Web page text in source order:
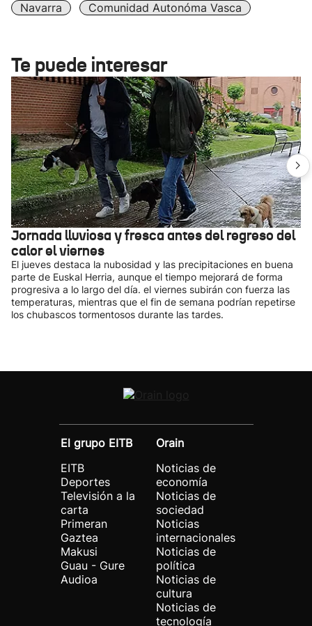
Navarra
Comunidad Autonóma Vasca
Te puede interesar
Jornada lluviosa y fresca antes del regreso del
calor el viernes
El jueves destaca la nubosidad y las precipitaciones en buena
parte de Euskal Herria, aunque el tiempo mejorará de forma
progresiva a lo largo del día. el viernes subirán con fuerza las
temperaturas, mientras que el fin de semana podrían repetirse
los chubascos tormentosos durante las tardes.
El grupo EITB
EITB
Deportes
Televisión a la
carta
Primeran
Gaztea
Makusi
Guau - Gure
Audioa
Orain
Noticias de
economía
Noticias de
sociedad
Noticias
internacionales
Noticias de
política
Noticias de
cultura
Noticias de
tecnología